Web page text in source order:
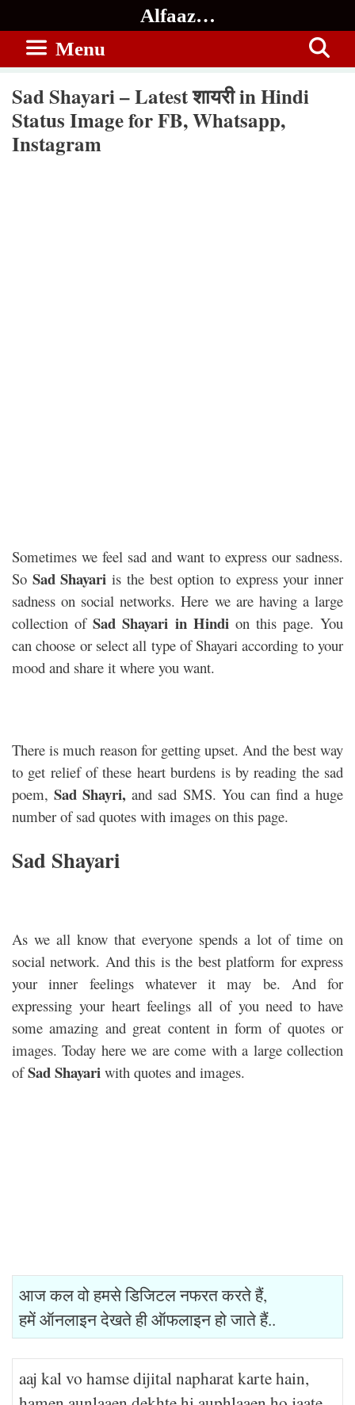
to
content
Alfaaz…
Menu
Sad Shayari – Latest शायरी in Hindi
Status Image for FB, Whatsapp,
Instagram
Sometimes we feel sad and want to express our sadness.
So Sad Shayari is the best option to express your inner
sadness on social networks. Here we are having a large
collection of Sad Shayari in Hindi on this page. You
can choose or select all type of Shayari according to your
mood and share it where you want.
There is much reason for getting upset. And the best way
to get relief of these heart burdens is by reading the sad
poem,Sad Shayri,and sad SMS. You can find a huge
number of sad quotes with images on this page.
Sad Shayari
As we all know that everyone spends a lot of time on
social network. And this is the best platform for express
your inner feelings whatever it may be. And for
expressing your heart feelings all of you need to have
some amazing and great content in form of quotes or
images. Today here we are come with a large collection
ofSad Shayari with quotes and images.
आज कल वो हमसे डिजिटल नफरत करते हैं,
हमें ऑनलाइन देखते ही ऑफलाइन हो जाते हैं..
aaj kal vo hamse dijital napharat karte hain,